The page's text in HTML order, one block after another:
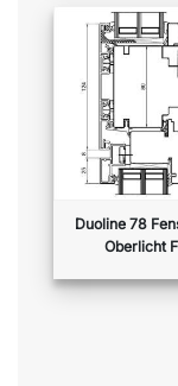
Duoline 78
Oberlicht